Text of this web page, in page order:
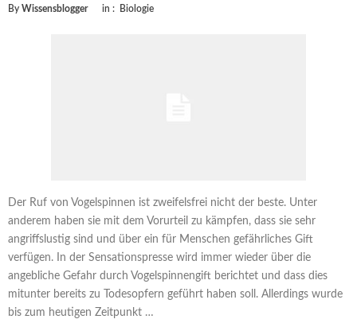
By Wissensblogger in : Biologie
Der Ruf von Vogelspinnen ist zweifelsfrei nicht der beste. Unter
anderem haben sie mit dem Vorurteil zu kämpfen, dass sie sehr
angriffslustig sind und über ein für Menschen gefährliches Gift
verfügen. In der Sensationspresse wird immer wieder über die
angebliche Gefahr durch Vogelspinnengift berichtet und dass dies
mitunter bereits zu Todesopfern geführt haben soll. Allerdings wurde
bis zum heutigen Zeitpunkt …